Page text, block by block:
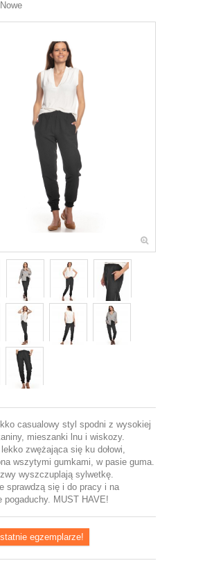
Nowe
casualowy styl spodni z wysokiej
mieszanki lnu i wiskozy.
zwężająca się ku dołowi,
wszytymi gumkami, w pasie guma.
wyszczuplają sylwetkę.
sprawdzą się i do pracy i na
pogaduchy. MUST HAVE!
egzemplarze!